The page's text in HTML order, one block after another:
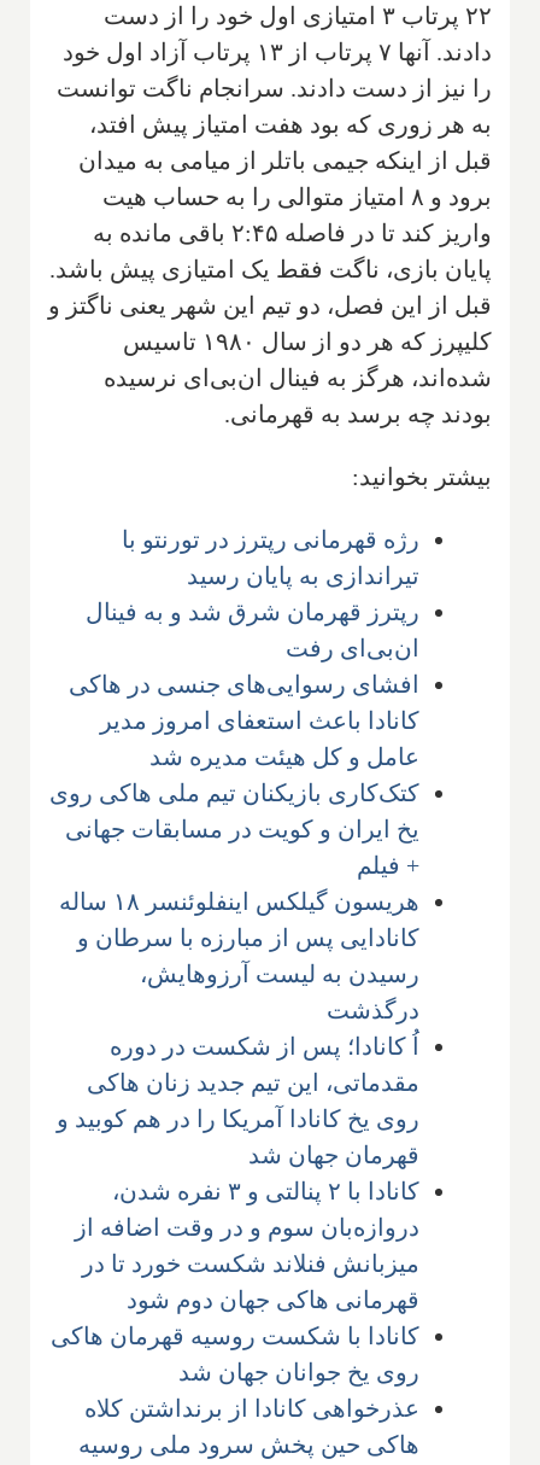
۲۲ پرتاب ۳ امتیازی اول خود را از دست
دادند. آنها ۷ پرتاب از ۱۳ پرتاب آزاد اول خود
را نیز از دست دادند. سرانجام ناگت توانست
به هر زوری که بود هفت امتیاز پیش افتد،
قبل از اینکه جیمی باتلر از میامی به میدان
برود و ۸ امتیاز متوالی را به حساب هیت
واریز کند تا در فاصله ۲:۴۵ باقی مانده به
پایان بازی، ناگت فقط یک امتیازی پیش باشد.
قبل از این فصل، دو تیم این شهر یعنی ناگتز و
کلیپرز که هر دو از سال ۱۹۸۰ تاسیس
شده‌اند، هرگز به فینال ان‌بی‌ای نرسیده
بودند چه برسد به قهرمانی.
بیشتر بخوانید:
رژه قهرمانی رپترز در تورنتو با
تیراندازی به پایان رسید
رپترز قهرمان شرق شد و به فینال
ان‌بی‌ای رفت
افشای رسوایی‌های جنسی در هاکی
کانادا باعث استعفای امروز مدیر
عامل و کل هیئت مدیره شد
کتک‌کاری بازیکنان تیم ملی هاکی روی
یخ ایران و کویت در مسابقات جهانی
+ فیلم
هریسون گیلکس اینفلوئنسر ۱۸ ساله
کانادایی پس از مبارزه با سرطان و
رسیدن به لیست آرزوهایش،
درگذشت
اُ کانادا؛ پس از شکست در دوره
مقدماتی، این تیم جدید زنان هاکی
روی یخ کانادا آمریکا را در هم کوبید و
قهرمان جهان شد
کانادا با ۲ پنالتی و ۳ نفره شدن،
دروازه‌بان سوم و در وقت اضافه از
میزبانش فنلاند شکست خورد تا در
قهرمانی هاکی جهان دوم شود
کانادا با شکست روسیه قهرمان هاکی
روی یخ جوانان جهان شد
عذرخواهی کانادا از برنداشتن کلاه
هاکی حین پخش سرود ملی روسیه